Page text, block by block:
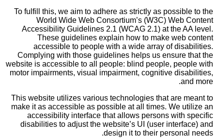
To fulfill this, we aim to adhere as strictly as possible to the
World Wide Web Consortium’s (W3C) Web Content
Accessibility Guidelines 2.1 (WCAG 2.1) at the AA level.
These guidelines explain how to make web content
accessible to people with a wide array of disabilities.
Complying with those guidelines helps us ensure that the
website is accessible to all people: blind people, people with
motor impairments, visual impairment, cognitive disabilities,
and more.
This website utilizes various technologies that are meant to
make it as accessible as possible at all times. We utilize an
accessibility interface that allows persons with specific
disabilities to adjust the website’s UI (user interface) and
design it to their personal needs.